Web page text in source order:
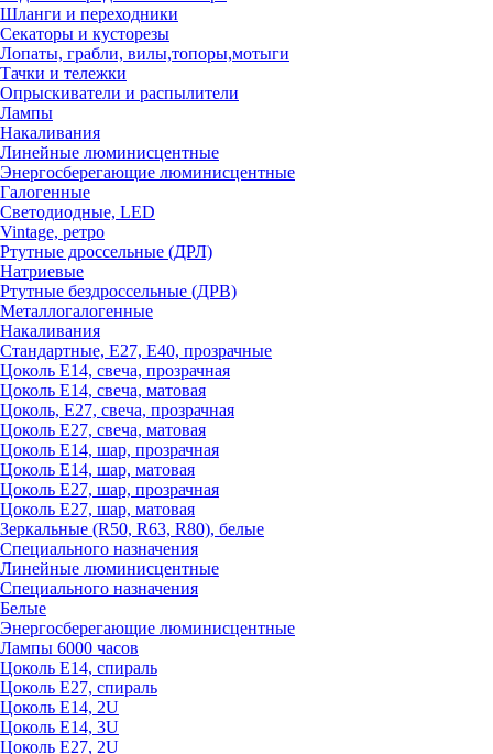
Шланги и переходники
Секаторы и кусторезы
Лопаты, грабли, вилы,топоры,мотыги
Тачки и тележки
Опрыскиватели и распылители
Лампы
Накаливания
Линейные люминисцентные
Энергосберегающие люминисцентные
Галогенные
Светодиодные, LED
Vintage, ретро
Ртутные дроссельные (ДРЛ)
Натриевые
Ртутные бездроссельные (ДРВ)
Металлогалогенные
Накаливания
Стандартные, Е27, Е40, прозрачные
Цоколь Е14, свеча, прозрачная
Цоколь Е14, свеча, матовая
Цоколь, Е27, свеча, прозрачная
Цоколь Е27, свеча, матовая
Цоколь Е14, шар, прозрачная
Цоколь Е14, шар, матовая
Цоколь Е27, шар, прозрачная
Цоколь Е27, шар, матовая
Зеркальные (R50, R63, R80), белые
Специального назначения
Линейные люминисцентные
Специального назначения
Белые
Энергосберегающие люминисцентные
Лампы 6000 часов
Цоколь Е14, спираль
Цоколь Е27, спираль
Цоколь Е14, 2U
Цоколь Е14, 3U
Цоколь Е27, 2U